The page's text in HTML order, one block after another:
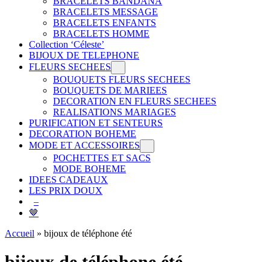
BRACELETS MESSAGE
BRACELETS ENFANTS
BRACELETS HOMME
Collection ‘Céleste’
BIJOUX DE TELEPHONE
FLEURS SECHEES
BOUQUETS FLEURS SECHEES
BOUQUETS DE MARIEES
DECORATION EN FLEURS SECHEES
REALISATIONS MARIAGES
PURIFICATION ET SENTEURS
DECORATION BOHEME
MODE ET ACCESSOIRES
POCHETTES ET SACS
MODE BOHEME
IDEES CADEAUX
LES PRIX DOUX
–
🤎
Accueil » bijoux de téléphone été